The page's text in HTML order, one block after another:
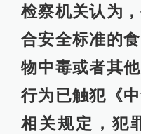
检察机关认为
合安全标准的
物中毒或者其
行为已触犯《
相关规定，犯